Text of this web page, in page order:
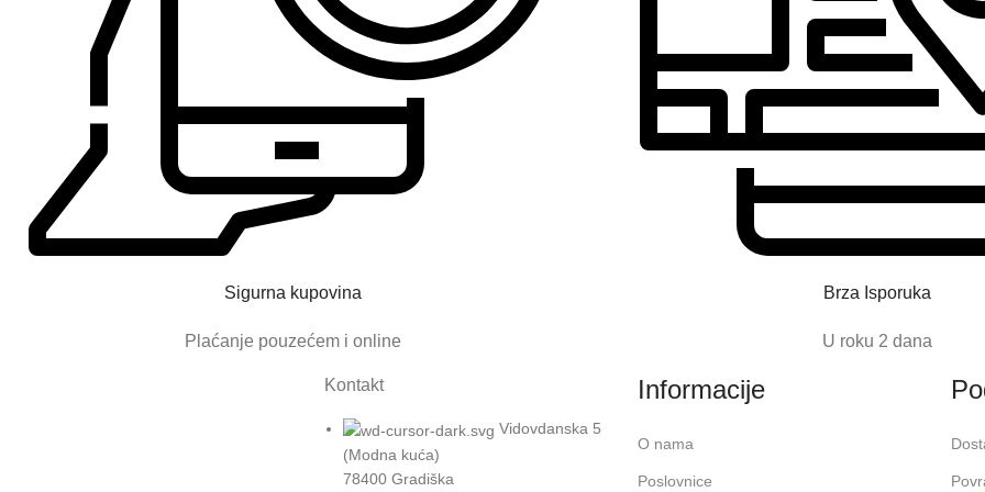
Sigurna kupovina
Plaćanje pouzećem i online
Brza Isporuka
U roku 2 dana
Kontakt
Vidovdanska 5
(Modna kuća)
78400 Gradiška
Informacije
O nama
Poslovnice